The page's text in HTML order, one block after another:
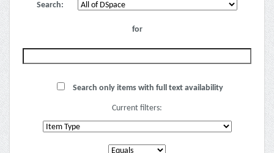
Search:
for
Search only items with full text availability
Current filters: